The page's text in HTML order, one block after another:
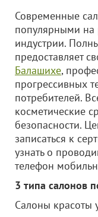
Современные
популярными на
индустрии.
предоставляет
Балашихе,
прогрессивных
потребителей.
косметические
безопасности.
записаться к
узнать о
телефон
3 типа салонов
Салоны красоты